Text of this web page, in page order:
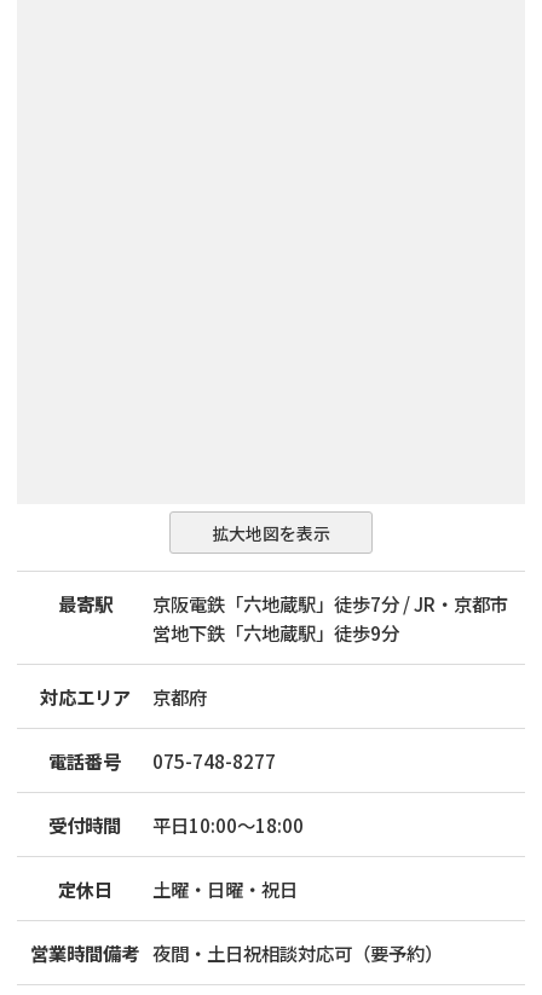
拡大地図を表示
最寄駅
京阪電鉄「六地蔵駅」徒歩7分 / JR・京都市
営地下鉄「六地蔵駅」徒歩9分
対応エリア 京都府
電話番号 075-748-8277
受付時間 平日10:00〜18:00
定休日 土曜・日曜・祝日
営業時間備考 夜間・土日祝相談対応可（要予約）